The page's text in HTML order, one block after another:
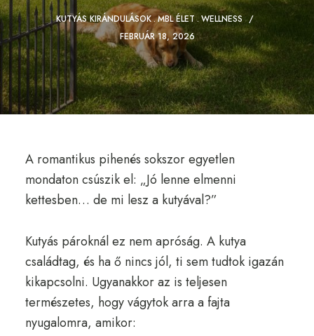
KUTYÁS KIRÁNDULÁSOK MBL ÉLET WELLNESS
FEBRUÁR 18, 2026
A romantikus pihenés sokszor egyetlen
mondaton csúszik el: „Jó lenne elmenni
kettesben… de mi lesz a kutyával?”
Kutyás pároknál ez nem apróság. A kutya
családtag, és ha ő nincs jól, ti sem tudtok igazán
kikapcsolni. Ugyanakkor az is teljesen
természetes, hogy vágytok arra a fajta
nyugalomra, amikor: